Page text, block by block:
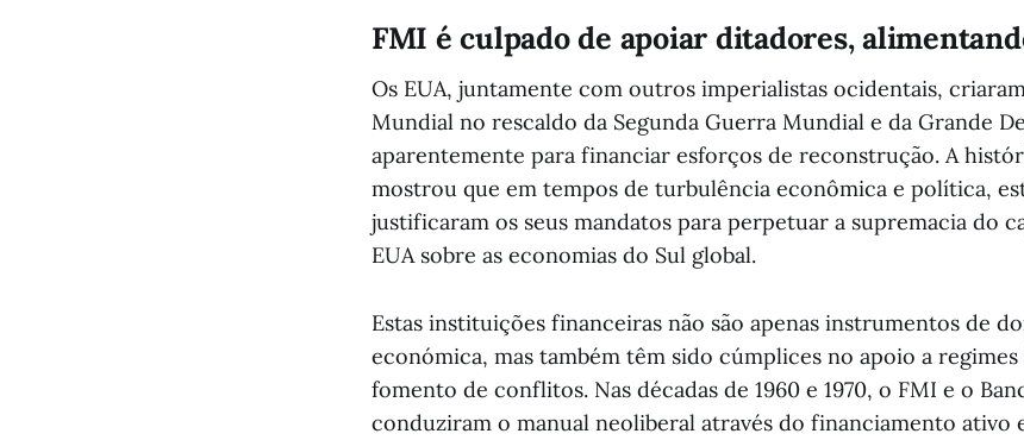
FMI é culpado de apoiar ditadores,
Os EUA, juntamente com outros imperialistas ocidentais,
Mundial no rescaldo da Segunda Guerra Mundial e da Grande
aparentemente para financiar esforços de reconstrução. A
mostrou que em tempos de turbulência econômica e política,
justificaram os seus mandatos para perpetuar a supremacia do
EUA sobre as economias do Sul global.
Estas instituições financeiras não são apenas instrumentos de
económica, mas também têm sido cúmplices no apoio a regimes
fomento de conflitos. Nas décadas de 1960 e 1970, o FMI e o
conduziram o manual neoliberal através do financiamento